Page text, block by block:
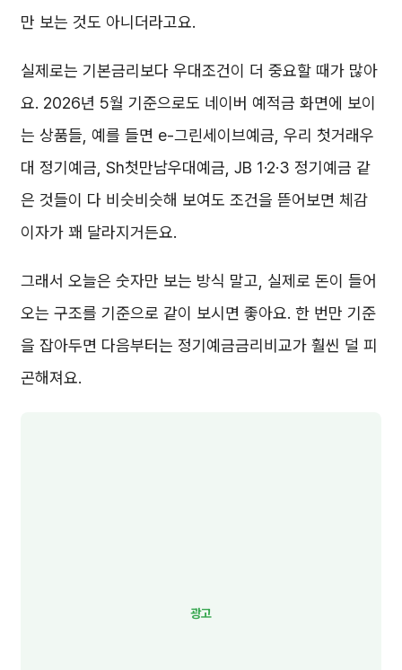
만 보는 것도 아니더라고요.
실제로는 기본금리보다 우대조건이 더 중요할 때가 많아
요. 2026년 5월 기준으로도 네이버 예적금 화면에 보이
는 상품들, 예를 들면 e-그린세이브예금, 우리 첫거래우
대 정기예금, Sh첫만남우대예금, JB 1·2·3 정기예금 같
은 것들이 다 비슷비슷해 보여도 조건을 뜯어보면 체감
이자가 꽤 달라지거든요.
그래서 오늘은 숫자만 보는 방식 말고, 실제로 돈이 들어
오는 구조를 기준으로 같이 보시면 좋아요. 한 번만 기준
을 잡아두면 다음부터는 정기예금금리비교가 훨씬 덜 피
곤해져요.